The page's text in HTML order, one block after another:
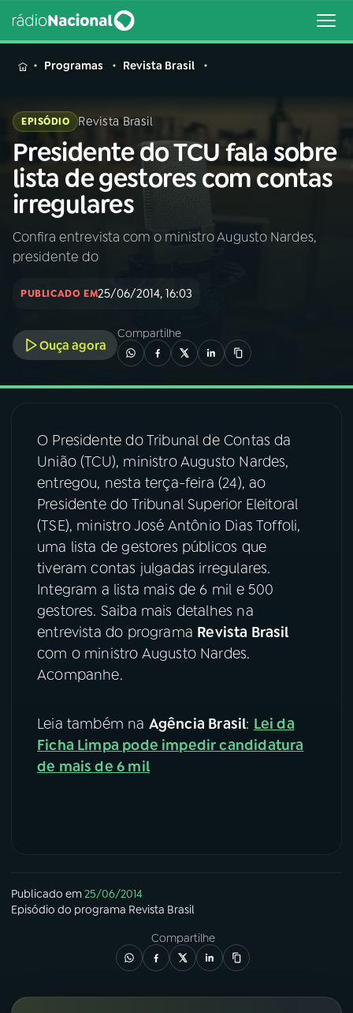
MENU
Buscar
na
Rádio
Nacional
Buscar
AO VIVO
INÍCIO
A RÁDIO
03PROGRAMAÇÃO
04PROGRAMAS
PODCASTS
06VIDEOCASTS
ÚLTIMAS
08FESTIVAL DE MÚSICA
YouTube Facebook
Instagram
Programas Revista Brasil
EPISÓDIO Revista Brasil
Presidente do TCU fala sobre
lista de gestores com contas
irregulares
Confira entrevista com o ministro Augusto Nardes,
presidente do
PUBLICADO EM25/06/2014, 16:03
Ouça agora
Compartilhe
O Presidente do Tribunal de Contas da
União (TCU), ministro Augusto Nardes,
entregou, nesta terça-feira (24), ao
Presidente do Tribunal Superior Eleitoral
(TSE), ministro José Antônio Dias Toffoli,
uma lista de gestores públicos que
tiveram contas julgadas irregulares.
Integram a lista mais de 6 mil e 500
gestores. Saiba mais detalhes na
entrevista do programa Revista Brasil
com o ministro Augusto Nardes.
Acompanhe.
Leia também na Agência Brasil: Lei da
Ficha Limpa pode impedir candidatura
de mais de 6 mil
Publicado em25/06/2014
Episódio do programa Revista Brasil
Compartilhe